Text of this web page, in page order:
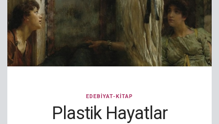
EDEBIYAT-KITAP
Plastik Hayatlar